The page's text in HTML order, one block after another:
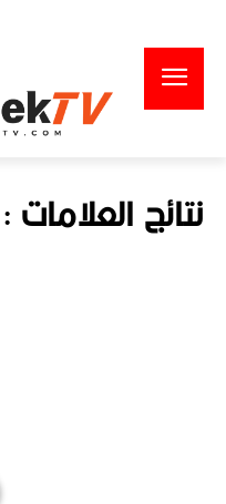
نتائج العلامات :